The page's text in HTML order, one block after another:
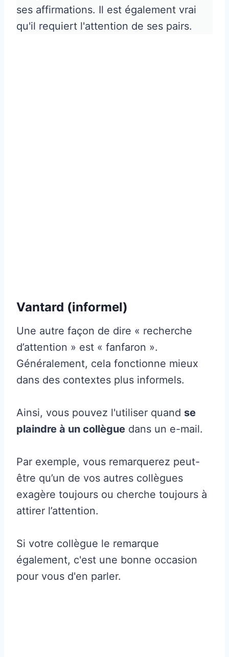
ses affirmations. Il est également vrai
qu'il requiert l'attention de ses pairs.
Vantard (informel)
Une autre façon de dire « recherche
d’attention » est « fanfaron ».
Généralement, cela fonctionne mieux
dans des contextes plus informels.
Ainsi, vous pouvez l'utiliser quand se
plaindre à un collègue dans un e-mail.
Par exemple, vous remarquerez peut-
être qu’un de vos autres collègues
exagère toujours ou cherche toujours à
attirer l’attention.
Si votre collègue le remarque
également, c'est une bonne occasion
pour vous d'en parler.